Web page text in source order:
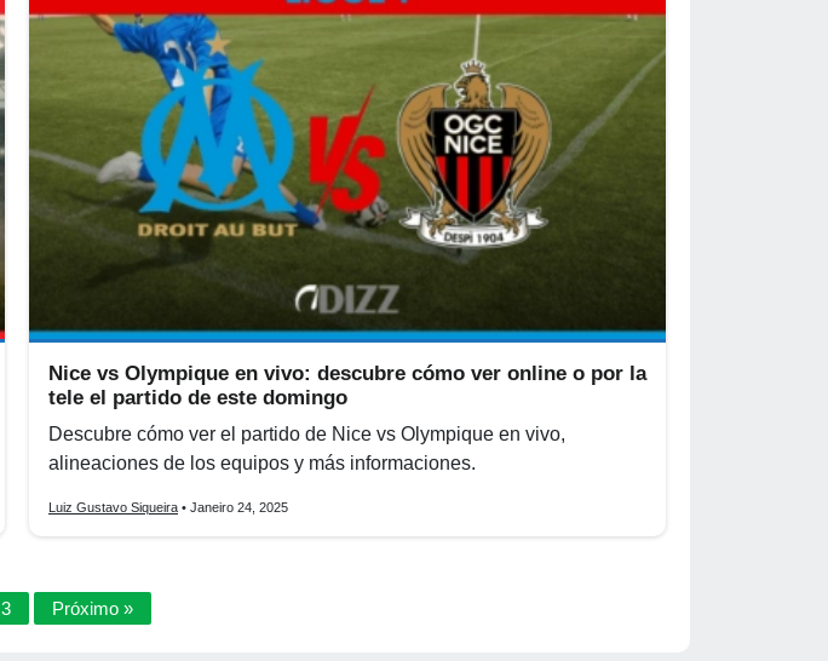
Nice vs Olympique en vivo: descubre cómo ver online o por la
tele el partido de este domingo
Descubre cómo ver el partido de Nice vs Olympique en vivo,
alineaciones de los equipos y más informaciones.
Luiz Gustavo Siqueira • Janeiro 24, 2025
3 Próximo »